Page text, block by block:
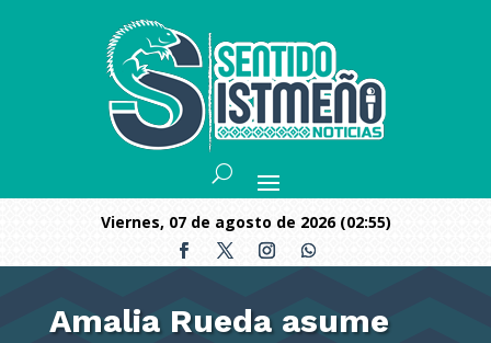
viernes, 07 de agosto de 2026 (02:55)
Amalia Rueda asume